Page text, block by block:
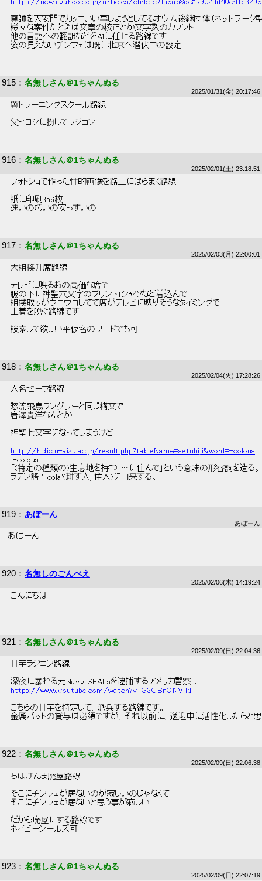
https://news.yahoo.co.jp/articles/
尊師を天安門でカッコいい事しようとしてるオウム後継団体（ネットワー
様々な案件たとえば文章の校正とか文字数のカウント
他の言語への翻訳などをAIに任せる路線です
姿の見えないチンフェは既に北京へ潜伏中の設定
915 ： 名無しさん＠1ちゃんぬる
2025/01/31(金) 20:17:46
翼トレーニングスクール路線
父ヒロシに扮してラジコン
916 ： 名無しさん＠1ちゃんぬる
2025/02/01(土) 23:18:51
フォトショで作った性的画像を路上にばらまく路線
紙に印刷356枚
速いの巧いの安っすいの
917 ： 名無しさん＠1ちゃんぬる
2025/02/03(月) 22:00:01
大相撲升席路線
テレビに映るあの高価な席で
服の下に神聖六文字のプリントTシャツなど着込んで
相撲取りがウロウロしてて席がテレビに映りそうなタイミングで
上着を脱ぐ路線です
検索して欲しい平仮名のワードでも可
918 ： 名無しさん＠1ちゃんぬる
2025/02/04(火) 17:28:26
人名セーフ路線
惣流飛鳥ラングレーと同じ構文で
唐澤貴洋なんとか
神聖七文字になってしまうけど
http://hidic.u-aizu.ac.jp/result.php?tableName=setubiji&word=-colous
  -colous
「(特定の種類の)生息地を持つ, …に住んで」という意味の形容詞を造る
ラテン語 '-cola'(耕す人, 住人)に由来する。
919 ： あぼーん
あぼーん
あぼーん
920 ： 名無しのごんべえ
2025/02/06(木) 14:19:24
こんにちは
921 ： 名無しさん＠1ちゃんぬる
2025/02/09(日) 22:04:36
甘芋ラジコン路線
深夜に暴れる元Navy SEALsを逮捕するアメリカ警察！
https://www.youtube.com/watch?v=G3CBnONV_kI
こちらの甘芋を特定して、派兵する路線です。
金属バットの貸与は必須ですが、それ以前に、送迎中に活性化したらと
922 ： 名無しさん＠1ちゃんぬる
2025/02/09(日) 22:06:38
ちばけんま廃屋路線
そこにチンフェが居ないのが寂しいのじゃなくて
そこにチンフェが居ないと思う事が寂しい
だから廃屋にする路線です
ネイビーシールズ可
923 ： 名無しさん＠1ちゃんぬる
2025/02/09(日) 22:07:19